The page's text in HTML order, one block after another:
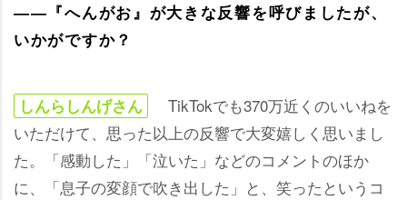
――『へんがお』が大きな反響を呼びましたが、
いかがですか？
しんらしんげさん
TikTokでも370万近くのいいねを
いただけて、思った以上の反響で大変嬉しく思いまし
た。「感動した」「泣いた」などのコメントのほか
に、「息子の変顔で吹き出した」と、笑ったというコ